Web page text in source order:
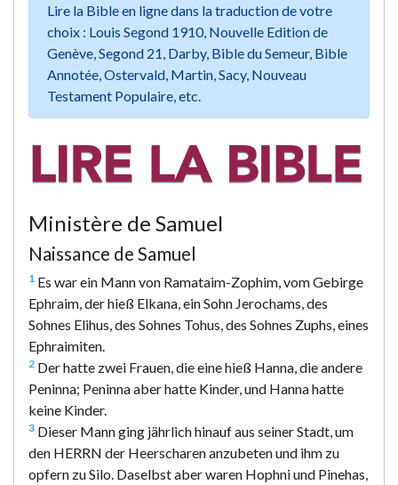
Lire la Bible en ligne dans la traduction de votre
choix : Louis Segond 1910, Nouvelle Edition de
Genève, Segond 21, Darby, Bible du Semeur, Bible
Annotée, Ostervald, Martin, Sacy, Nouveau
Testament Populaire, etc.
Ministère de Samuel
Naissance de Samuel
1 Es war ein Mann von Ramataim-Zophim, vom Gebirge
Ephraim, der hieß Elkana, ein Sohn Jerochams, des
Sohnes Elihus, des Sohnes Tohus, des Sohnes Zuphs, eines
Ephraimiten.
2 Der hatte zwei Frauen, die eine hieß Hanna, die andere
Peninna; Peninna aber hatte Kinder, und Hanna hatte
keine Kinder.
3 Dieser Mann ging jährlich hinauf aus seiner Stadt, um
den HERRN der Heerscharen anzubeten und ihm zu
opfern zu Silo. Daselbst aber waren Hophni und Pinehas,